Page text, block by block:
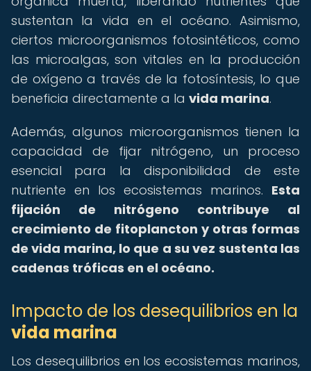
sustentan la vida en el océano. Asimismo,
ciertos microorganismos fotosintéticos, como
las microalgas, son vitales en la producción
de oxígeno a través de la fotosíntesis, lo que
beneficia directamente a la vida marina.
Además, algunos microorganismos tienen la
capacidad de fijar nitrógeno, un proceso
esencial para la disponibilidad de este
nutriente en los ecosistemas marinos. Esta
fijación de nitrógeno contribuye al
crecimiento de fitoplancton y otras formas
de vida marina, lo que a su vez sustenta las
cadenas tróficas en el océano.
Impacto de los desequilibrios en la
vida marina
Los desequilibrios en los ecosistemas marinos,